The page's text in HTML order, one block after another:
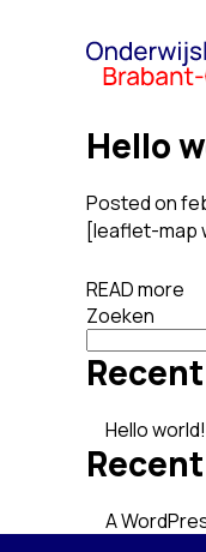
Hello
Posted on
[leaflet-map
READ more
Zoeken
Hello world!
A